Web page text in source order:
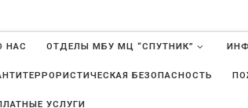
НАС ОТДЕЛЫ МБУ МЦ “СПУТНИК”
БЕЗОПАСНОСТЬ
УСЛУГИ